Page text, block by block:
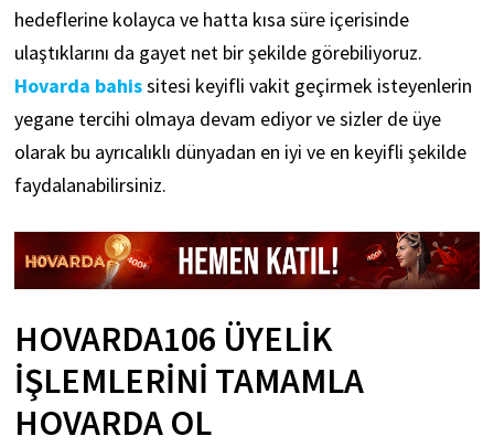
hedeflerine kolayca ve hatta kısa süre içerisinde
ulaştıklarını da gayet net bir şekilde görebiliyoruz.
Hovarda bahissitesi keyifli vakit geçirmek isteyenlerin
yegane tercihi olmaya devam ediyor ve sizler de üye
olarak bu ayrıcalıklı dünyadan en iyi ve en keyifli şekilde
faydalanabilirsiniz.
HOVARDA106 ÜYELIK
İŞLEMLERINI TAMAMLA
HOVARDA OL